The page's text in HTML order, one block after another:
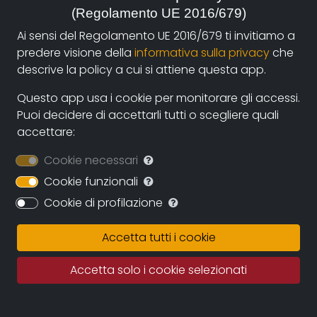
autori e i fruitori attraverso la nuova piattaforma di
streaming on-line e operazioni di partnership con sale
cinematografiche e circuiti televisivi. La collaborazione
diretta con gli autori assicurerà il continuo
ampliamento dell’archivio durante i prossimi anni
assicurando una proposta sempre più variegata e
multiculturale.
illimitato in cui conservare le opere, eleggendo ad uno
dei suoi obiettivi principali la conservazione della
memoria del documentario regionale e nazionale e
quindi della memoria per immagini tout court.
Fatto salvo il rigoroso rispetto dei diritti d’autore
questo grande archivio potrà diventare una fonte
importante per studiosi, studenti, porfessionisti in cui
(Regolamento UE 2016/679)
Ai sensi del Regolamento UE 2016/679 ti invitiamo a
predere visione della informativa sulla privacyche
descrive la policy a cui si attiene questa app.
Questo app usa i cookie per monitorare gli accessi.
Puoi decidere di accettarli tutti o scegliere quali
accettare:
Cookie necessari
Cookie funzionali
Cookie di profilazione
Accetta tutti i cookie
Accetta solo i cookie selezionati